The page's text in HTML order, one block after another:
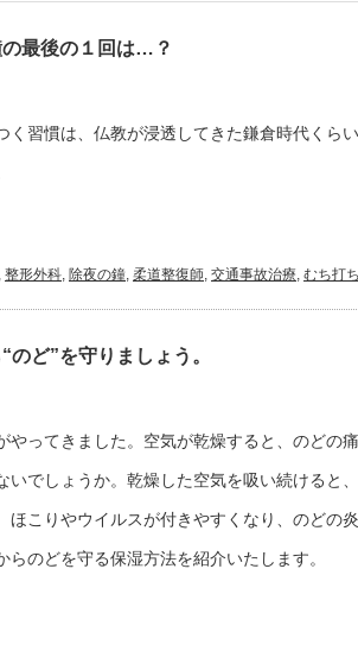
の最後の１回は…？
く習慣は、仏教が浸透してきた鎌倉時代くら
, 整形外科, 除夜の鐘, 柔道整復師, 交通事故治療, むち打
のど”を守りましょう。
やってきました。空気が乾燥すると、のどの
いでしょうか。乾燥した空気を吸い続けると
ほこりやウイルスが付きやすくなり、のどの
らのどを守る保湿方法を紹介いたします。